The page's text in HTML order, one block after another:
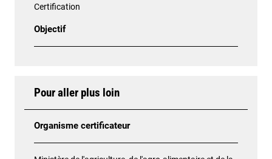
Certification
Objectif
Pour aller plus loin
Organisme certificateur